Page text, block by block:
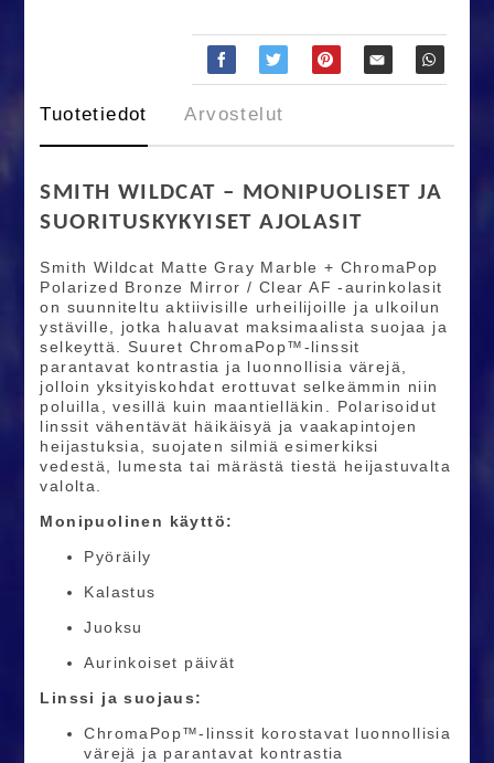
Tuotetiedot Arvostelut
SMITH WILDCAT – MONIPUOLISET JA
SUORITUSKYKYISET AJOLASIT
Smith Wildcat Matte Gray Marble + ChromaPop
Polarized Bronze Mirror / Clear AF -aurinkolasit
on suunniteltu aktiivisille urheilijoille ja ulkoilun
ystäville, jotka haluavat maksimaalista suojaa ja
selkeyttä. Suuret ChromaPop™-linssit
parantavat kontrastia ja luonnollisia värejä,
jolloin yksityiskohdat erottuvat selkeämmin niin
poluilla, vesillä kuin maantielläkin. Polarisoidut
linssit vähentävät häikäisyä ja vaakapintojen
heijastuksia, suojaten silmiä esimerkiksi
vedestä, lumesta tai märästä tiestä heijastuvalta
valolta.
Monipuolinen käyttö:
Pyöräily
Kalastus
Juoksu
Aurinkoiset päivät
Linssi ja suojaus:
ChromaPop™-linssit korostavat luonnollisia
värejä ja parantavat kontrastia